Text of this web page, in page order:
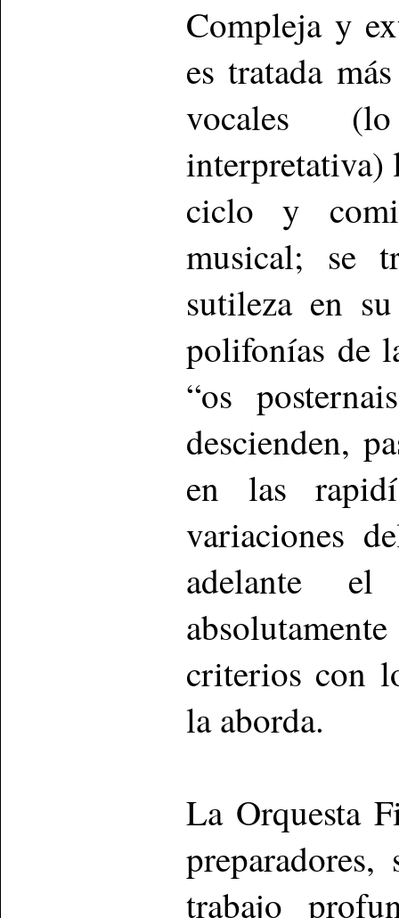
Compleja y
es tratada
vocales (lo
interpretativa)
ciclo y
musical; se
sutileza en
polifonías de
“os
descienden,
en las
variaciones
adelante
criterios con
la aborda.
La Orquesta
trabajo